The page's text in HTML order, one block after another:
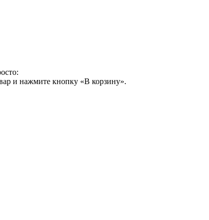
и нажмите кнопку «В корзину».